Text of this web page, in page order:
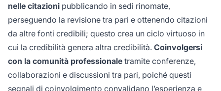
nelle citazioni pubblicando in sedi rinomate,
perseguendo la revisione tra pari e ottenendo citazioni
da altre fonti credibili; questo crea un ciclo virtuoso in
cui la credibilità genera altra credibilità. Coinvolgersi
con la comunità professionale tramite conferenze,
collaborazioni e discussioni tra pari, poiché questi
segnali di coinvolgimento convalidano l’esperienza e